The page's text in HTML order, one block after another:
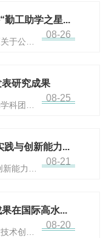
勤工助学之星...
08-26
于公
研究成果
08-25
科团队
践与创新能力...
08-21
能力大
在国际高水...
08-20
术创新